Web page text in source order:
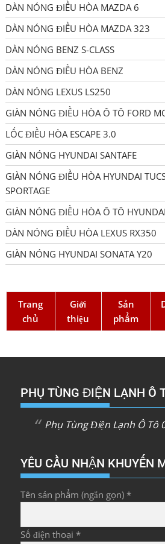
DÀN NÓNG ĐIỀU HÒA MAZDA 6
DÀN NÓNG ĐIỀU HÒA MAZDA 323
DÀN NÓNG BENZ S-CLASS
DÀN NÓNG ĐIỀU HÒA BENZ
DÀN NÓNG LEXUS LS250
GIÀN NÓNG ĐIỀU HÒA Ô TÔ FORD
LỐC ĐIỀU HÒA ESCAPE 3.0
GIÀN NÓNG HYUNDAI SANTAFE
GIÀN NÓNG ĐIỀU HÒA HYUNDAI
SPORTAGE
GIÀN NÓNG ĐIỀU HÒA Ô TÔ
DÀN NÓNG ĐIỀU HÒA LEXUS RX350
GIÀN NÓNG HYUNDAI SONATA Y20
Trang
chủ
Giới
thiệu
Sản
phẩm
PHỤ TÙNG ĐIỆN LẠNH Ô
Phụ Tùng Điện Lạnh Ô Tô
YÊU CẦU NHẬN KHUYẾN
Tên sản phẩm (ngắn gọn) *
Số điện thoại *